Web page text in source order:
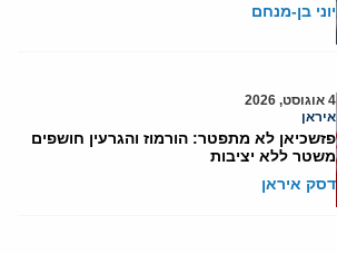
יוני בן-מנחם
4 אוגוסט, 2026
איראן
פזשכיאן לא מתפטר: הורמוז והגרעין חושפים
משטר ללא יציבות
דסק איראן